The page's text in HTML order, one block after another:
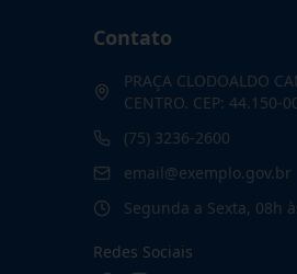
Contato
PRAÇA CLODOALDO
CENTRO. CEP: 44.150-
(75) 3236-2600
email@exemplo.gov.br
Segunda a Sexta, 08h
Redes Sociais